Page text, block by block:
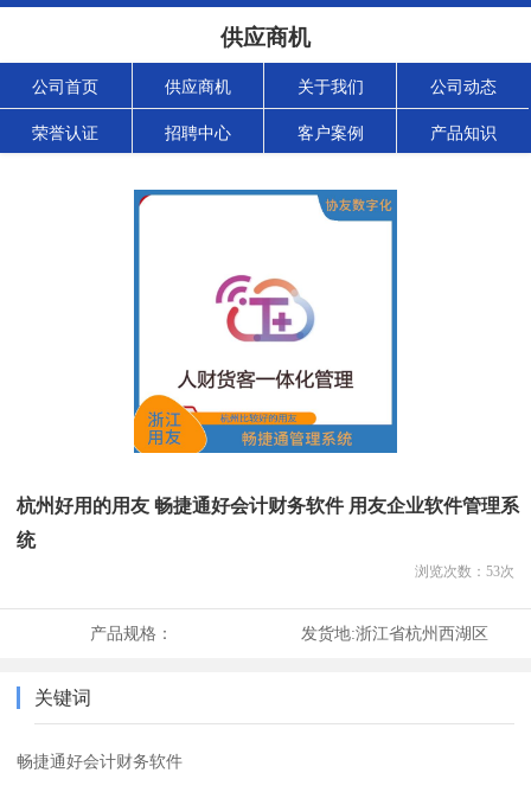
供应商机
公司首页 供应商机 关于我们 公司动态
荣誉认证 招聘中心 客户案例 产品知识
杭州好用的用友 畅捷通好会计财务软件 用友企业软件管理系
统
浏览次数： 53次
产品规格： 发货地:浙江省杭州西湖区
关键词
畅捷通好会计财务软件